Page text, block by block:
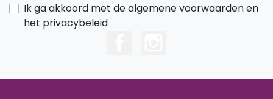
Ik ga akkoord met de algemene voorwaarden en
het privacybeleid